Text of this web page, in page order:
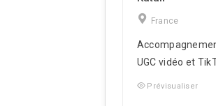
France
UGC vidéo et
Prévisualiser